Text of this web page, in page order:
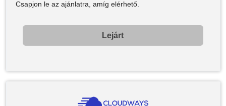
Csapjon le az ajánlatra, amíg elérhető.
Lejárt